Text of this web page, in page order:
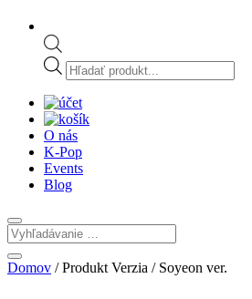
Products
search
O nás
K-Pop
Events
Blog
Domov / Produkt Verzia / Soyeon ver.